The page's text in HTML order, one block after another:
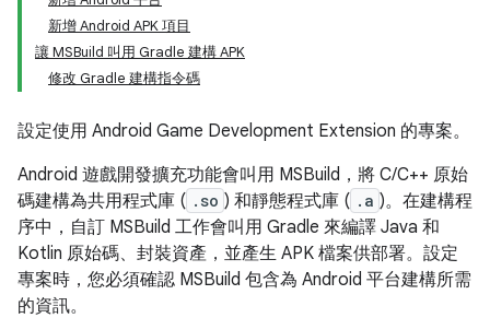
新增 Android APK 項目
讓 MSBuild 叫用 Gradle 建構 APK
修改 Gradle 建構指令碼
設定使用 Android Game Development Extension 的專案。
Android 遊戲開發擴充功能會叫用 MSBuild，將 C/C++ 原始
碼建構為共用程式庫 ( .so ) 和靜態程式庫 ( .a )。在建構程
序中，自訂 MSBuild 工作會叫用 Gradle 來編譯 Java 和
Kotlin 原始碼、封裝資產，並產生 APK 檔案供部署。設定
專案時，您必須確認 MSBuild 包含為 Android 平台建構所需
的資訊。